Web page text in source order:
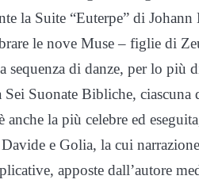
la Suite “Euterpe” di Johann
le nove Muse – figlie di
sequenza di danze, per lo più
Suonate Bibliche, ciascuna
la più celebre ed
e Golia, la cui
apposte dall’autore